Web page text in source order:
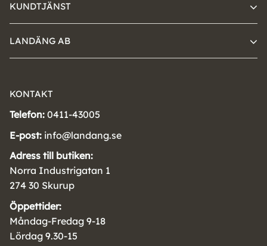
KUNDTJÄNST
LANDÄNG AB
KONTAKT
Telefon: 0411-43005
E-post: info@landang.se
Adress till butiken:
Norra Industrigatan 1
274 30 Skurup
Öppettider:
Måndag-Fredag 9-18
Lördag 9.30-15